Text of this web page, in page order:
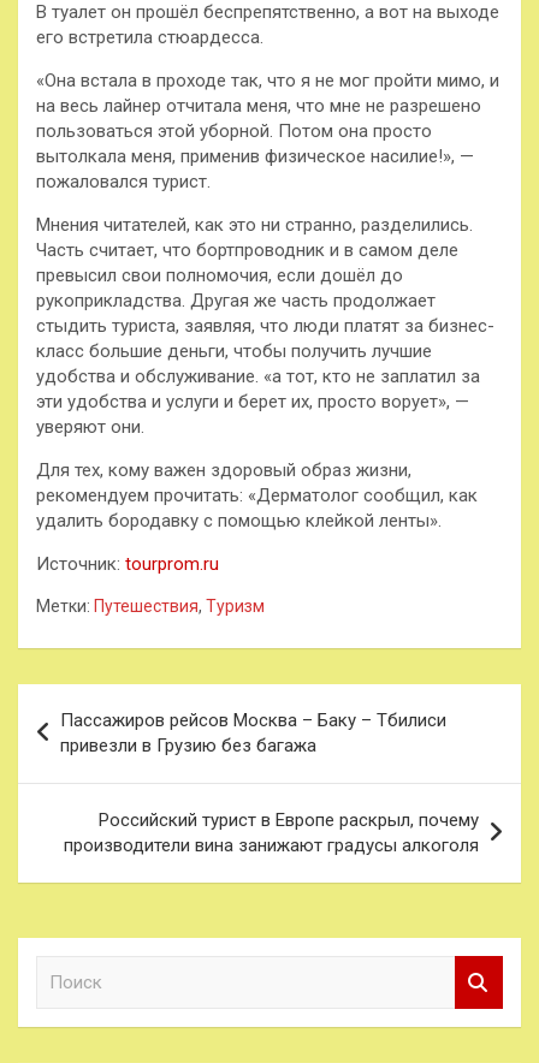
В туалет он прошёл беспрепятственно, а вот на выходе
его встретила стюардесса.
«Она встала в проходе так, что я не мог пройти мимо, и
на весь лайнер отчитала меня, что мне не разрешено
пользоваться этой уборной. Потом она просто
вытолкала меня, применив физическое насилие!», —
пожаловался турист.
Мнения читателей, как это ни странно, разделились.
Часть считает, что бортпроводник и в самом деле
превысил свои полномочия, если дошёл до
рукоприкладства. Другая же часть продолжает
стыдить туриста, заявляя, что люди платят за бизнес-
класс большие деньги, чтобы получить лучшие
удобства и обслуживание. «а тот, кто не заплатил за
эти удобства и услуги и берет их, просто ворует», —
уверяют они.
Для тех, кому важен здоровый образ жизни,
рекомендуем прочитать: «Дерматолог сообщил, как
удалить бородавку с помощью клейкой ленты».
Источник: tourprom.ru
Метки: Путешествия, Туризм
по
записям
Пассажиров рейсов Москва – Баку – Тбилиси
привезли в Грузию без багажа
Российский турист в Европе раскрыл, почему
производители вина занижают градусы алкоголя